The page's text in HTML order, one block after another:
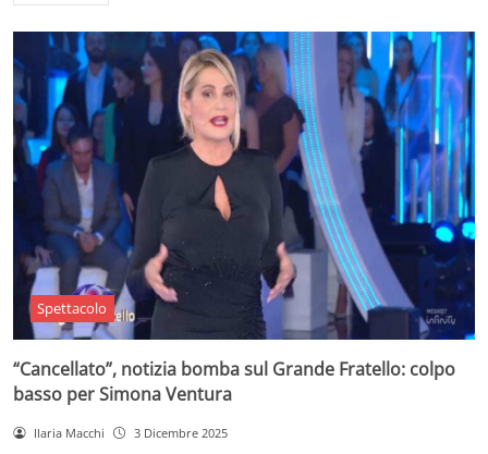
Spettacolo
“Cancellato”, notizia bomba sul Grande Fratello: colpo
basso per Simona Ventura
Ilaria Macchi 3 Dicembre 2025